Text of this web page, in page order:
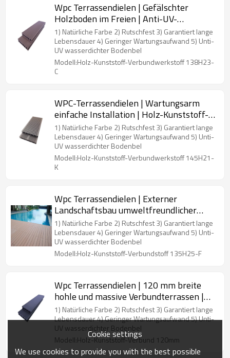
Wpc Terrassendielen | Gefälschter
Holzboden im Freien | Anti-UV-
wasserdichter umweltfreundlicher
Verbunddeck-Bodenbelag für den
Außenbereich
1) Natürliche Farbe 2) Rutschfest 3) Garantiert lange
Lebensdauer 4) Geringer Wartungsaufwand 5) Unti-
UV wasserdichter Bodenbel
Modell:Holz-Kunststoff-Verbundwerkstoff 138H23-
C
WPC-Terrassendielen | Wartungsarm
einfache Installation | Holz-Kunststoff-
Verbundbodenbelag
1) Natürliche Farbe 2) Rutschfest 3) Garantiert lange
Lebensdauer 4) Geringer Wartungsaufwand 5) Unti-
UV wasserdichter Bodenbel
Modell:Holz-Kunststoff-Verbundwerkstoff 145H21-
K
Wpc Terrassendielen | Externer
Landschaftsbau umweltfreundlicher
Holz-Kunststoff-Verbundboden
1) Natürliche Farbe 2) Rutschfest 3) Garantiert lange
Lebensdauer 4) Geringer Wartungsaufwand 5) Unti-
UV wasserdichter Bodenbel
Modell:Holz-Kunststoff-Verbundstoff 135H25-F
Wpc Terrassendielen | 120 mm breite
hohle und massive Verbundterrassen |
Holz-Kunststoff-Verbundstoff
1) Natürliche Farbe 2) Rutschfest 3) Garantiert lange
Lebensdauer 4) Geringer Wartungsaufwand 5) Unti-
UV wasserdichter Bodenbel
Modell:Holz-Kunststoff-Verbund 120mm
Cookie settings
We use cookies to provide you with the best possible